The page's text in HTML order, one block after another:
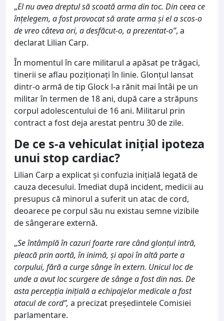
„El nu avea dreptul să scoată arma din toc. Din ceea ce
înțelegem, a fost provocat să arate arma și el a scos-o
de vreo câteva ori, a desfăcut-o, a prezentat-o”, a
declarat Lilian Carp.
În momentul în care militarul a apăsat pe trăgaci,
tinerii se aflau poziționați în linie. Glonțul lansat
dintr-o armă de tip Glock l-a rănit mai întâi pe un
militar în termen de 18 ani, după care a străpuns
corpul adolescentului de 16 ani. Militarul prin
contract a fost deja arestat pentru 30 de zile.
De ce s-a vehiculat inițial ipoteza
unui stop cardiac?
Lilian Carp a explicat și confuzia inițială legată de
cauza decesului. Imediat după incident, medicii au
presupus că minorul a suferit un atac de cord,
deoarece pe corpul său nu existau semne vizibile
de sângerare externă.
„Se întâmplă în cazuri foarte rare când glonțul intră,
pleacă prin aortă, în inimă, și apoi în altă parte a
corpului, fără a curge sânge în extern. Unicul loc de
unde a avut loc scurgere de sânge a fost din nas. De
asta percepția inițială a echipajelor medicale a fost
atacul de cord”, a precizat președintele Comisiei
parlamentare.